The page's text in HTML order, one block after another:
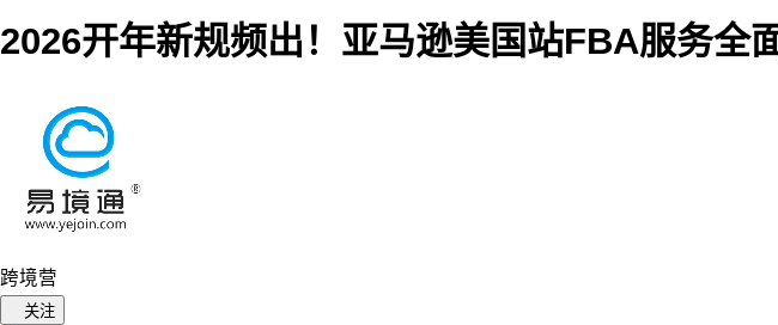
2026开年新规频出！亚马逊美国站FBA服务全
跨境营
关注